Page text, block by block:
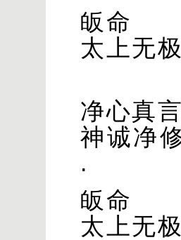
皈命
太上无
净心真言
神诚净
.
皈命
太上无